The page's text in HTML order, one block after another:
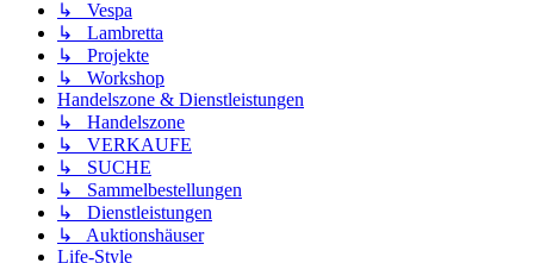
↳ Vespa
↳ Lambretta
↳ Projekte
↳ Workshop
Handelszone & Dienstleistungen
↳ Handelszone
↳ VERKAUFE
↳ SUCHE
↳ Sammelbestellungen
↳ Dienstleistungen
↳ Auktionshäuser
Life-Style